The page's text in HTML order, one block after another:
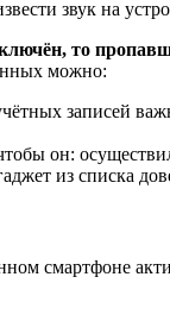
звук на
то
можно:
записей
он:
из списка
смартфоне